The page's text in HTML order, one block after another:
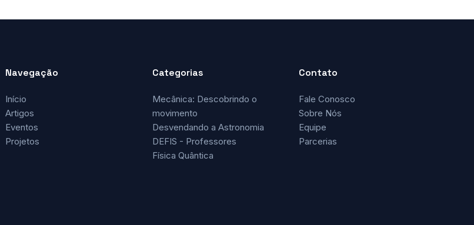
Navegação
Início
Artigos
Eventos
Projetos
Categorias
Mecânica: Descobrindo o
movimento
Desvendando a Astronomia
DEFIS - Professores
Física Quântica
Contato
Fale Conosco
Sobre Nós
Equipe
Parcerias